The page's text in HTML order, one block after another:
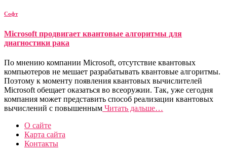
Софт
Microsoft продвигает квантовые алгоритмы для
диагностики рака
По мнению компании Microsoft, отсутствие квантовых
компьютеров не мешает разрабатывать квантовые алгоритмы.
Поэтому к моменту появления квантовых вычислителей
Microsoft обещает оказаться во всеоружии. Так, уже сегодня
компания может представить способ реализации квантовых
вычислений с повышенным Читать дальше…
О сайте
Карта сайта
Контакты